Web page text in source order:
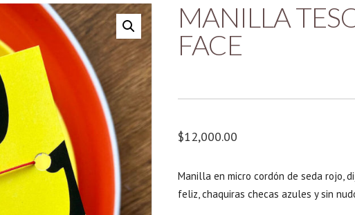
MANILLA
FACE
$12,000.00
Manilla en micro cordón de seda rojo,
feliz, chaquiras checas azules y sin